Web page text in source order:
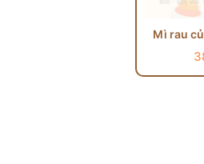
Mì rau